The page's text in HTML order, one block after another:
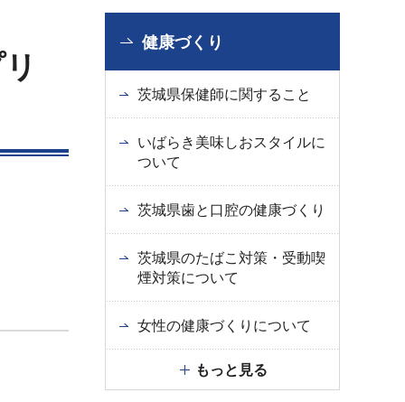
健康づくり
茨城県保健師に関すること
いばらき美味しおスタイルに
ついて
茨城県歯と口腔の健康づくり
茨城県のたばこ対策・受動喫
煙対策について
女性の健康づくりについて
もっと見る